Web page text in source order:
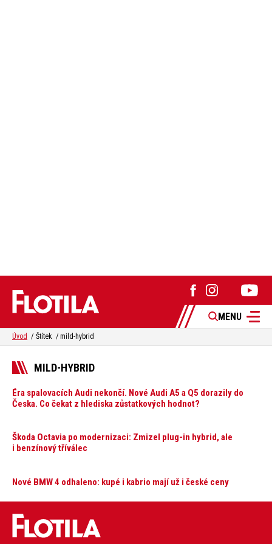
MENU
Úvod Štítek mild-hybrid
MILD-HYBRID
Éra spalovacích Audi nekončí. Nové Audi A5 a Q5 dorazily do
Česka. Co čekat z hlediska zůstatkových hodnot?
Škoda Octavia po modernizaci: Zmizel plug-in hybrid, ale
i benzínový tříválec
Nové BMW 4 odhaleno: kupé i kabrio mají už i české ceny